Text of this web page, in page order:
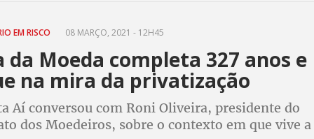
EM RISCO 08 MARÇO, 2021 - 12H45
da Moeda completa 327 anos e
na mira da privatização
Aí conversou com Roni Oliveira, presidente do
dos Moedeiros, sobre o contexto em que vive a